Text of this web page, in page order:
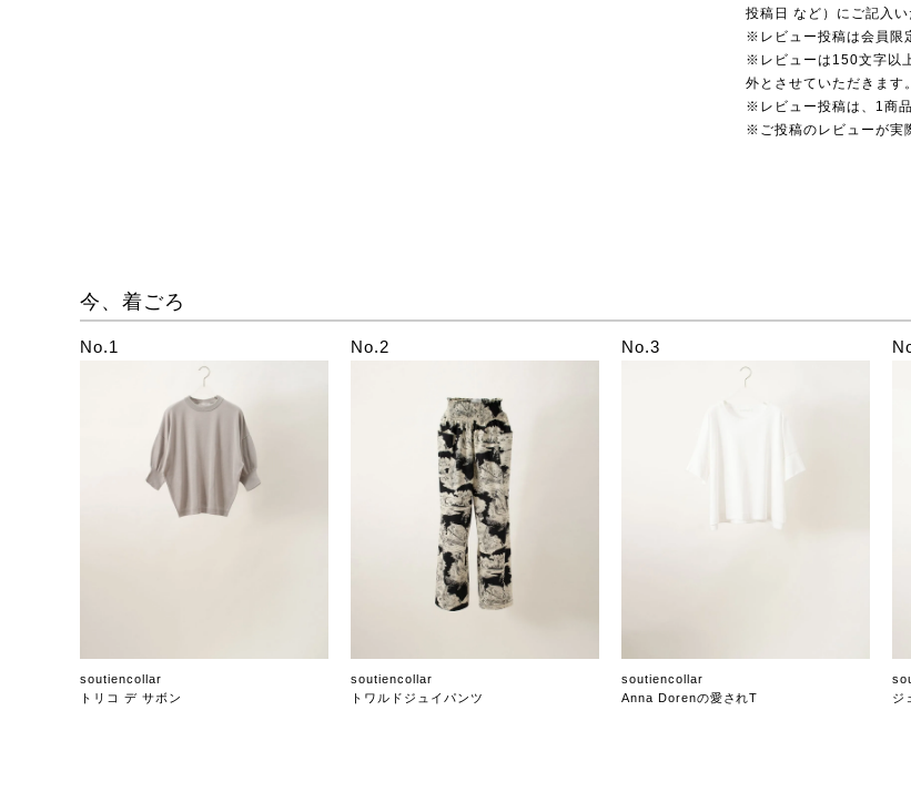
投稿日 など）にご記入
※レビュー投稿は会員限
※レビューは150文字以
外とさせていただきます
※レビュー投稿は、1商
※ご投稿のレビューが実
今、着ごろ
No.1
soutiencollar
トリコ デ サボン
No.2
soutiencollar
トワルドジュイパンツ
No.3
soutiencollar
Anna Dorenの愛されT
ジ